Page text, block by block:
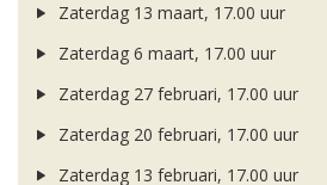
Zaterdag 13 maart, 17.00 uur
Zaterdag 6 maart, 17.00 uur
Zaterdag 27 februari, 17.00 uur
Zaterdag 20 februari, 17.00 uur
Zaterdag 13 februari, 17.00 uur